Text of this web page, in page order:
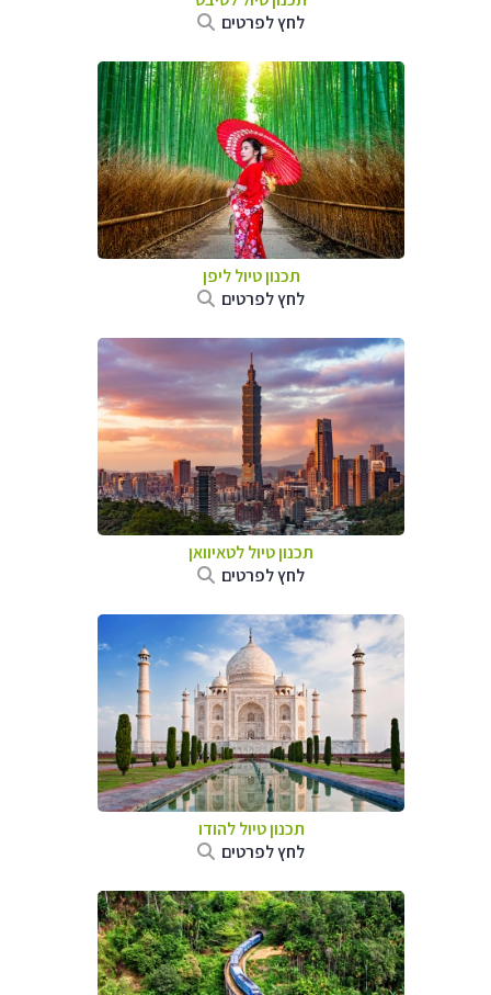
לחץ לפרטים
תכנון טיולליפן
לחץ לפרטים
תכנון טיוללטאיוואן
לחץ לפרטים
תכנון טיוללהודו
לחץ לפרטים